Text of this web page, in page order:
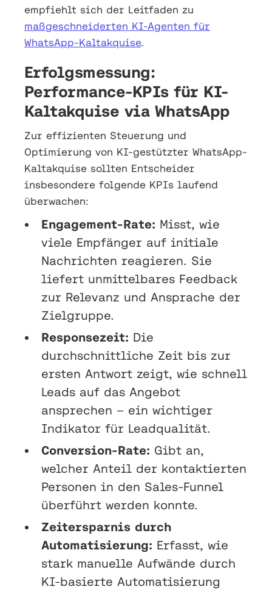
empfiehlt sich der Leitfaden zu
maßgeschneiderten KI-Agenten für
WhatsApp-Kaltakquise.
Erfolgsmessung:
Performance-KPIs für KI-
Kaltakquise via WhatsApp
Zur effizienten Steuerung und
Optimierung von KI-gestützter WhatsApp-
Kaltakquise sollten Entscheider
insbesondere folgende KPIs laufend
überwachen:
Engagement-Rate: Misst, wie
viele Empfänger auf initiale
Nachrichten reagieren. Sie
liefert unmittelbares Feedback
zur Relevanz und Ansprache der
Zielgruppe.
Responsezeit: Die
durchschnittliche Zeit bis zur
ersten Antwort zeigt, wie schnell
Leads auf das Angebot
ansprechen – ein wichtiger
Indikator für Leadqualität.
Conversion-Rate: Gibt an,
welcher Anteil der kontaktierten
Personen in den Sales-Funnel
überführt werden konnte.
Zeitersparnis durch
Automatisierung: Erfasst, wie
stark manuelle Aufwände durch
KI-basierte Automatisierung